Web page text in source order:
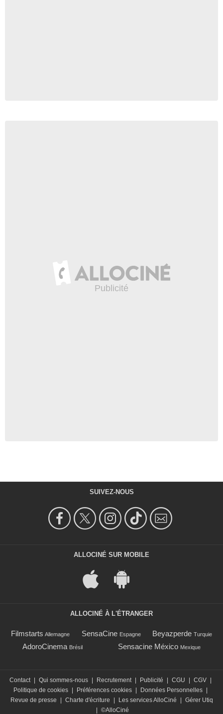
SUIVEZ-NOUS
ALLOCINÉ SUR MOBILE
ALLOCINÉ À L'ÉTRANGER
Filmstarts Allemagne SensaCine Espagne Beyazperde Turquie
AdoroCinema Brésil Sensacine México Mexique
Contact | Qui sommes-nous | Recrutement | Publicité | CGU | CGV |
Politique de cookies | Préférences cookies | Données Personnelles |
Revue de presse
| Charte d'écriture | Les services AlloCiné | Gérer Utiq
| ©AlloCiné